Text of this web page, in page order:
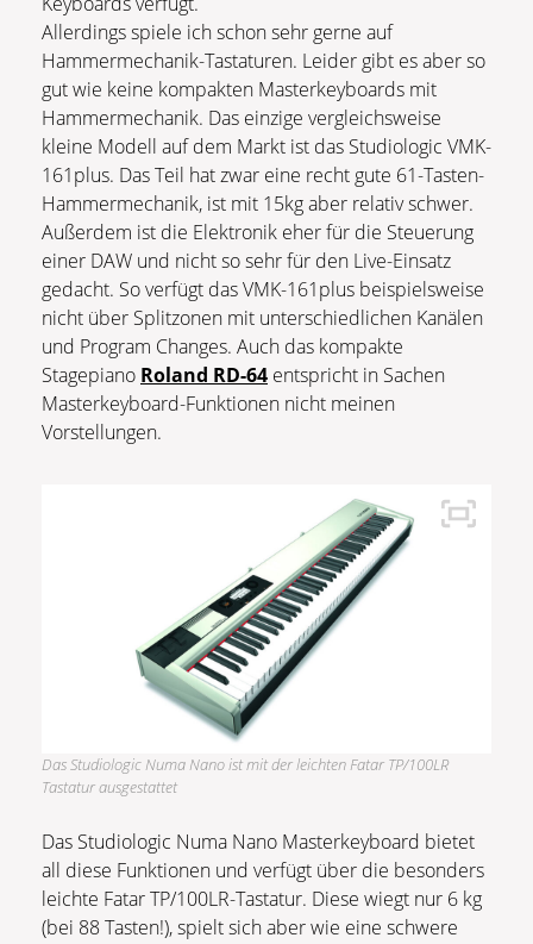
Allerdings spiele ich schon sehr gerne auf
Hammermechanik-Tastaturen. Leider gibt es aber so
gut wie keine kompakten Masterkeyboards mit
Hammermechanik. Das einzige vergleichsweise
kleine Modell auf dem Markt ist das Studiologic VMK-
161plus. Das Teil hat zwar eine recht gute 61-Tasten-
Hammermechanik, ist mit 15kg aber relativ schwer.
Außerdem ist die Elektronik eher für die Steuerung
einer DAW und nicht so sehr für den Live-Einsatz
gedacht. So verfügt das VMK-161plus beispielsweise
nicht über Splitzonen mit unterschiedlichen Kanälen
und Program Changes. Auch das kompakte
Stagepiano Roland RD-64 entspricht in Sachen
Masterkeyboard-Funktionen nicht meinen
Vorstellungen.
Das Studiologic Numa Nano ist mit der leichten Fatar TP/100LR
Tastatur ausgestattet
Das Studiologic Numa Nano Masterkeyboard bietet
all diese Funktionen und verfügt über die besonders
leichte Fatar TP/100LR-Tastatur. Diese wiegt nur 6 kg
(bei 88 Tasten!), spielt sich aber wie eine schwere